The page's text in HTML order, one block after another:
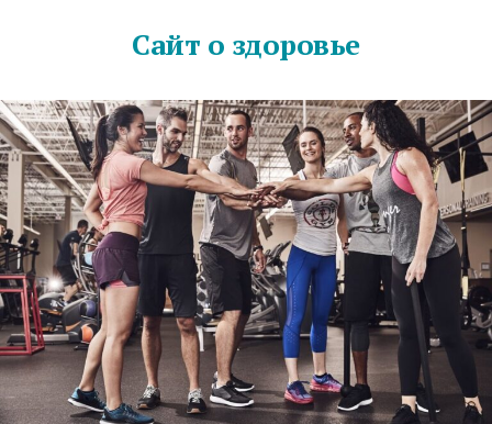
Сайт о здоровье